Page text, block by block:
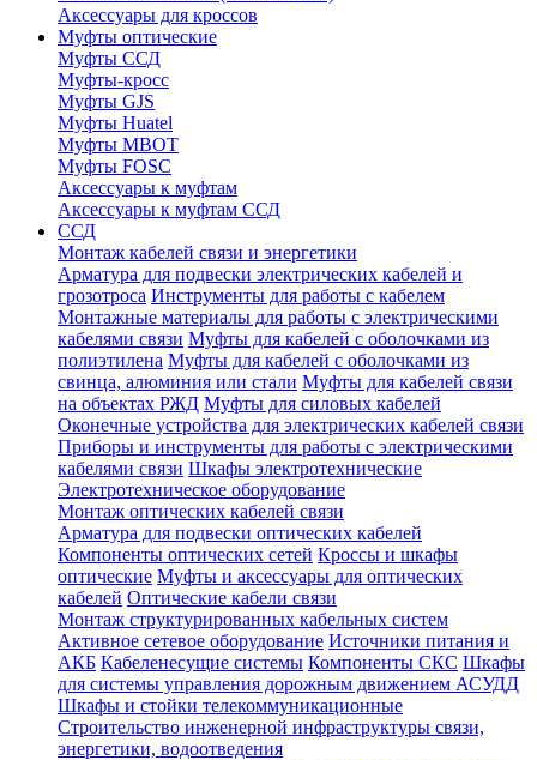
Аксессуары для кроссов
Муфты оптические
Муфты ССД
Муфты-кросс
Муфты GJS
Муфты Huatel
Муфты МВОТ
Муфты FOSC
Аксессуары к муфтам
Аксессуары к муфтам ССД
ССД
Монтаж кабелей связи и энергетики
Арматура для подвески электрических кабелей и
грозотроса Инструменты для работы с кабелем
Монтажные материалы для работы с электрическими
кабелями связи Муфты для кабелей с оболочками из
полиэтилена Муфты для кабелей с оболочками из
свинца, алюминия или стали Муфты для кабелей связи
на объектах РЖД Муфты для силовых кабелей
Оконечные устройства для электрических кабелей связи
Приборы и инструменты для работы с электрическими
кабелями связи Шкафы электротехнические
Электротехническое оборудование
Монтаж оптических кабелей связи
Арматура для подвески оптических кабелей
Компоненты оптических сетей Кроссы и шкафы
оптические Муфты и аксессуары для оптических
кабелей Оптические кабели связи
Монтаж структурированных кабельных систем
Активное сетевое оборудование Источники питания и
АКБ Кабеленесущие системы Компоненты СКС Шкафы
для системы управления дорожным движением АСУДД
Шкафы и стойки телекоммуникационные
Строительство инженерной инфраструктуры связи,
энергетики, водоотведения